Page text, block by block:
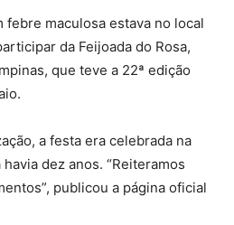
febre maculosa estava no local
da Feijoada do Rosa,
que teve a 22ª edição
a festa era celebrada na
dez anos. “Reiteramos
publicou a página oficial